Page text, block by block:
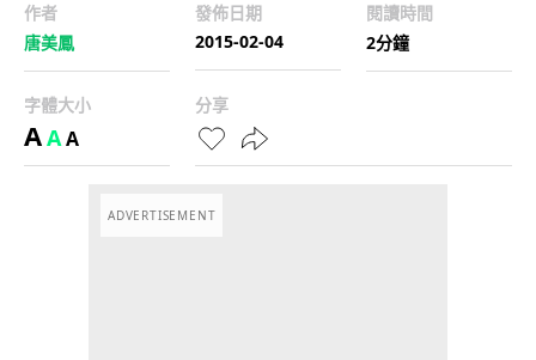
作者
唐美鳳
發佈日期
2015-02-04
閱讀時間
2分鐘
字體大小
AAA
分享
ADVERTISEMENT